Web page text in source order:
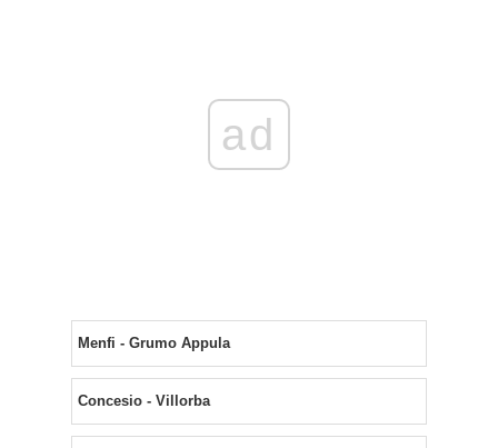
ad
Menfi - Grumo Appula
Concesio - Villorba